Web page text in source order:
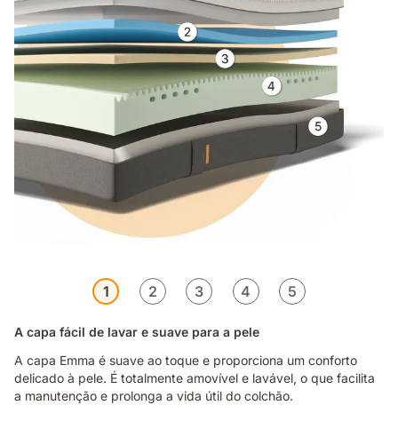
1 2 3 4 5
A capa fácil de lavar e suave para a pele
A capa Emma é suave ao toque e proporciona um conforto
delicado à pele. É totalmente amovível e lavável, o que facilita
a manutenção e prolonga a vida útil do colchão.